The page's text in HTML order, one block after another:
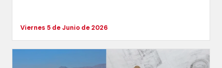
Viernes 5 de Junio de 2026